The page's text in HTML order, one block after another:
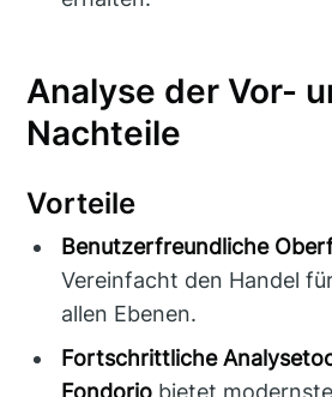
Analyse der Vor-
Nachteile
Vorteile
Benutzerfreundliche
Vereinfacht den Handel
allen Ebenen.
Fortschrittliche
Fondorio bietet